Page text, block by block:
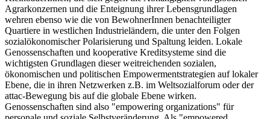
Agrarkonzernen und die Enteignung ihrer Lebensgrundlagen
wehren ebenso wie die von BewohnerInnen benachteiligter
Quartiere in westlichen Industrieländern, die unter den Folgen
sozialökonomischer Polarisierung und Spaltung leiden. Lokale
Genossenschaften und kooperative Kreditsysteme sind die
wichtigsten Grundlagen dieser weitreichenden sozialen,
ökonomischen und politischen Empowermentstrategien auf lokaler
Ebene, die in ihren Netzwerken z.B. im Weltsozialforum oder der
attac-Bewegung bis auf die globale Ebene wirken.
Genossenschaften sind also "empowering organizations" für